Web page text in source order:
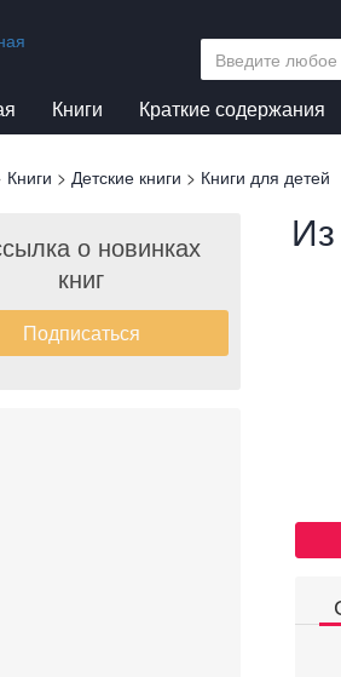
Книги Краткие содержания
Книги > Детские книги > Книги для детей
о новинках
книг
Подписаться